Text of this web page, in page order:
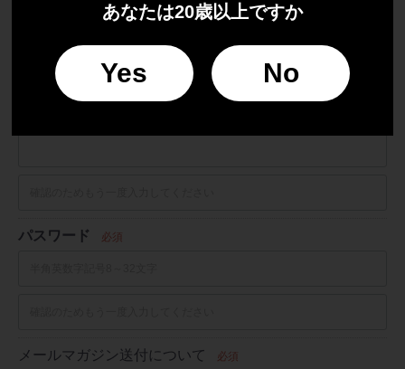
あなたは20歳以上ですか
Yes No
-
パスワード 必須
メールマガジン送付について 必須